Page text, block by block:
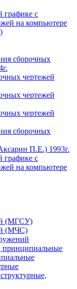
графике с
на компьютере
сборочных
чертежей
чертежей
чертежей
сборочных
П.Е.) 1993г.
графике с
на компьютере
(МГСУ)
(МЧС)
принципиальные